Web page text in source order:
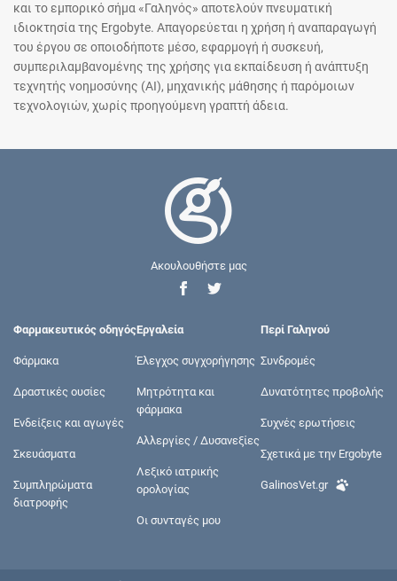
και το εμπορικό σήμα «Γαληνός» αποτελούν πνευματική
ιδιοκτησία της Ergobyte. Απαγορεύεται η χρήση ή αναπαραγωγή
του έργου σε οποιοδήποτε μέσο, εφαρμογή ή συσκευή,
συμπεριλαμβανομένης της χρήσης για εκπαίδευση ή ανάπτυξη
τεχνητής νοημοσύνης (AI), μηχανικής μάθησης ή παρόμοιων
τεχνολογιών, χωρίς προηγούμενη γραπτή άδεια.
Ακουλουθήστε μας
Φαρμακευτικός οδηγός
Φάρμακα
Δραστικές ουσίες
Ενδείξεις και αγωγές
Σκευάσματα
Συμπληρώματα
διατροφής
Εργαλεία
Έλεγχος συγχορήγησης
Μητρότητα και
φάρμακα
Αλλεργίες / Δυσανεξίες
Λεξικό ιατρικής
ορολογίας
Οι συνταγές μου
Περί Γαληνού
Συνδρομές
Δυνατότητες προβολής
Συχνές ερωτήσεις
Σχετικά με την Ergobyte
GalinosVet.gr